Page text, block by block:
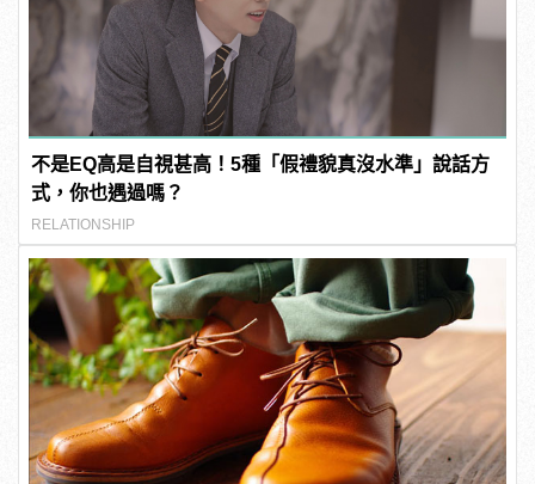
不是EQ高是自視甚高！5種「假禮貌真沒水準」說話方
式，你也遇過嗎？
RELATIONSHIP